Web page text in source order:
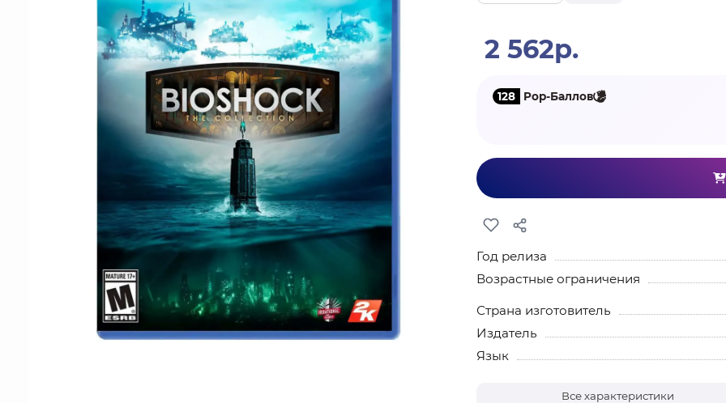
2 562р.
128 Pop-Баллов
Год релиза
Возрастные ограничения
Страна изготовитель
Издатель
Язык
Все характеристики